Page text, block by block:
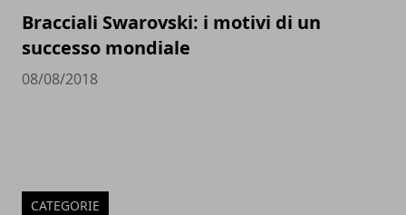
Bracciali Swarovski: i motivi di un
successo mondiale
08/08/2018
CATEGORIE